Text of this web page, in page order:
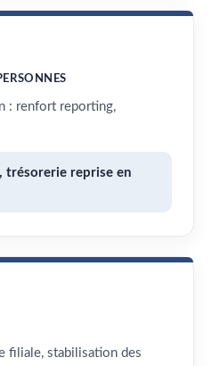
: renfort reporting,
trésorerie reprise en
filiale, stabilisation des